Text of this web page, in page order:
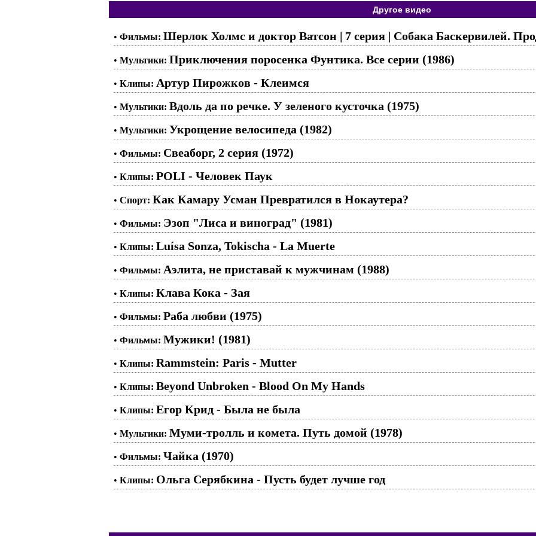
Другое видео
• Фильмы: Шерлок Холмс и доктор Ватсон | 7 серия | Собака Баскервилей.
• Мультики: Приключения поросенка Фунтика. Все серии (1986)
• Клипы: Артур Пирожков - Клеимся
• Мультики: Вдоль да по речке. У зеленого кусточка (1975)
• Мультики: Укрощение велосипеда (1982)
• Фильмы: Свеаборг, 2 серия (1972)
• Клипы: POLI - Человек Паук
• Спорт: Как Камару Усман Превратился в Нокаутера?
• Фильмы: Эзоп "Лиса и виноград" (1981)
• Клипы: Luísa Sonza, Tokischa - La Muerte
• Фильмы: Аэлита, не приставай к мужчинам (1988)
• Клипы: Клава Кока - Зая
• Фильмы: Раба любви (1975)
• Фильмы: Мужики! (1981)
• Клипы: Rammstein: Paris - Mutter
• Клипы: Beyond Unbroken - Blood On My Hands
• Клипы: Егор Крид - Была не была
• Мультики: Муми-тролль и комета. Путь домой (1978)
• Фильмы: Чайка (1970)
• Клипы: Ольга Серябкина - Пусть будет лучше год